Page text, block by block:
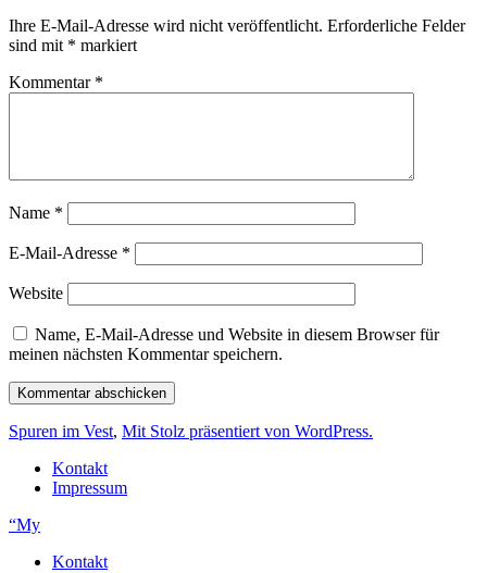
Ihre E-Mail-Adresse wird nicht veröffentlicht. Erforderliche Felder
sind mit * markiert
Kommentar *
Name *
E-Mail-Adresse *
Website
Name, E-Mail-Adresse und Website in diesem Browser für
meinen nächsten Kommentar speichern.
Spuren im Vest, Mit Stolz präsentiert von WordPress.
Kontakt
Impressum
“My
Kontakt